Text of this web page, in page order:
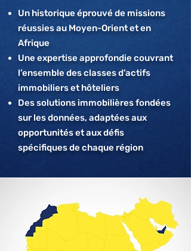
Un historique éprouvé de missions
réussies au Moyen-Orient et en
Afrique
Une expertise approfondie couvrant
l’ensemble des classes d’actifs
immobiliers et hôteliers
Des solutions immobilières fondées
sur les données, adaptées aux
opportunités et aux défis
spécifiques de chaque région